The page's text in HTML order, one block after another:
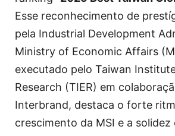
Esse reconhecimento de
pela Industrial Development
Ministry of Economic Affairs
executado pelo Taiwan
Research (TIER) em
Interbrand, destaca o forte
crescimento da MSI e a solidez